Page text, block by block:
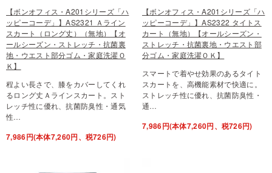
【ボンオフィス・A201シリーズ「ハ
ッピーコーデ」】AS2321 Ａライン
スカート（ロング丈）（無地）【オ
ールシーズン・ストレッチ・抗菌裏
地・ウエスト部分ゴム・家庭洗濯Ｏ
Ｋ】
程よい長さで、膝をカバーしてくれ
るロング丈Ａラインスカート。スト
レッチ性に優れ、抗菌防臭性・通気
性…
7,986円(本体7,260円、税726円)
【ボンオフィス・A201シリーズ「ハ
ッピーコーデ」】AS2322 タイトス
カート（無地）【オールシーズン・
ストレッチ・抗菌裏地・ウエスト部
分ゴム・家庭洗濯ＯＫ】
スマートで着やせ効果のあるタイト
スカートを、高機能素材で快適に。
ストレッチ性に優れ、抗菌防臭性・
通…
7,986円(本体7,260円、税726円)